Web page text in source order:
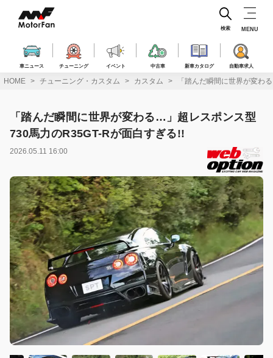
ス
車ニュース チューニング イベント 中古車 新車カタログ 自動車求人
検索 MENU
HOME チューニング・カスタム カスタム 「踏んだ瞬間に世界が変わ
「踏んだ瞬間に世界が変わる…」超レスポンス型
730馬力のR35GT-Rが面白すぎる!!
2026.05.11 16:00